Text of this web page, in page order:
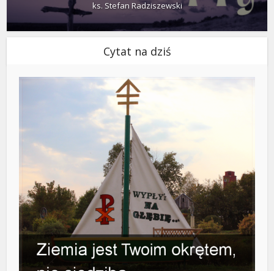
ks. Stefan Radziszewski
Cytat na dziś